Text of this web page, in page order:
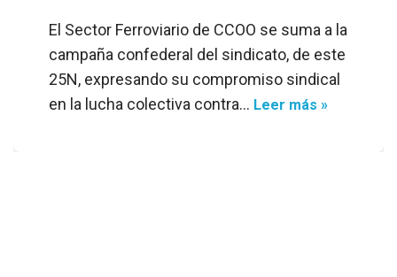
El Sector Ferroviario de CCOO se suma a la
campaña confederal del sindicato, de este
25N, expresando su compromiso sindical
en la lucha colectiva contra… Leer más »